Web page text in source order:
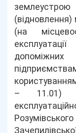
(відновлення)
(на
– 11.01)